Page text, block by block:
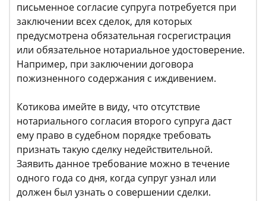
письменное согласие супруга потребуется при
заключении всех сделок, для которых
предусмотрена обязательная госрегистрация
или обязательное нотариальное удостоверение.
Например, при заключении договора
пожизненного содержания с иждивением.
Котикова имейте в виду, что отсутствие
нотариального согласия второго супруга даст
ему право в судебном порядке требовать
признать такую сделку недействительной.
Заявить данное требование можно в течение
одного года со дня, когда супруг узнал или
должен был узнать о совершении сделки.